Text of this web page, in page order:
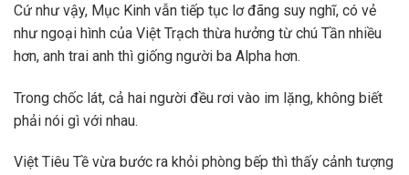
Cứ như vậy, Mục Kinh vẫn tiếp tục lơ đãng suy nghĩ, có vẻ
như ngoại hình của Việt Trạch thừa hưởng từ chú Tần nhiều
hơn, anh trai anh thì giống người ba Alpha hơn.
Trong chốc lát, cả hai người đều rơi vào im lặng, không biết
phải nói gì với nhau.
Việt Tiêu Tề vừa bước ra khỏi phòng bếp thì thấy cảnh tượng